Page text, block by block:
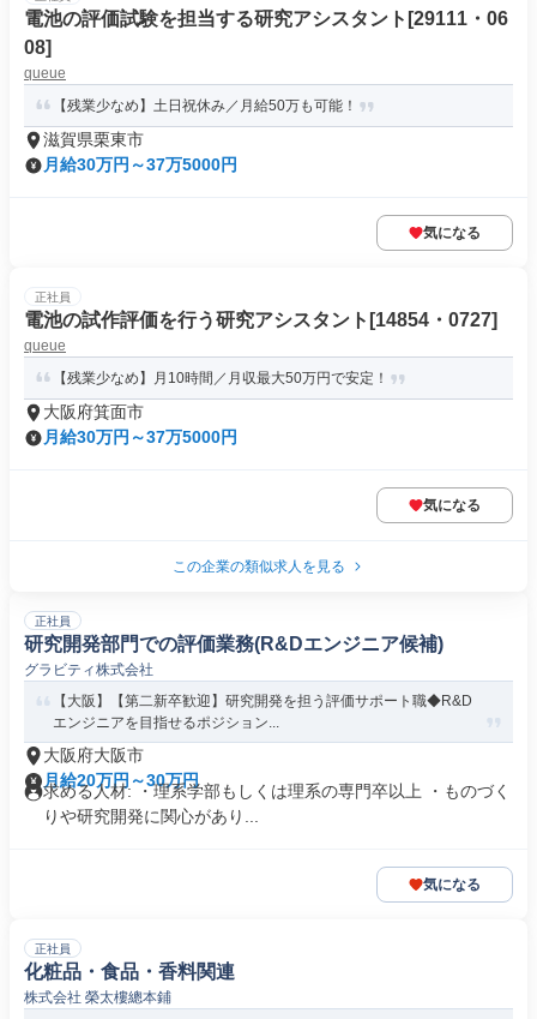
電池の評価試験を担当する研究アシスタント[29111・06
08]
queue
【残業少なめ】土日祝休み／月給50万も可能！
滋賀県栗東市
月給30万円～37万5000円
気になる
正社員
電池の試作評価を行う研究アシスタント[14854・0727]
queue
【残業少なめ】月10時間／月収最大50万円で安定！
大阪府箕面市
月給30万円～37万5000円
気になる
この企業の類似求人を見る
正社員
研究開発部門での評価業務(R&Dエンジニア候補)
グラビティ株式会社
【大阪】【第二新卒歓迎】研究開発を担う評価サポート職◆R&D
エンジニアを目指せるポジション...
大阪府大阪市
月給20万円～30万円
求める人材: ・理系学部もしくは理系の専門卒以上 ・ものづく
りや研究開発に関心があり...
気になる
正社員
化粧品・食品・香料関連
株式会社 榮太樓總本鋪